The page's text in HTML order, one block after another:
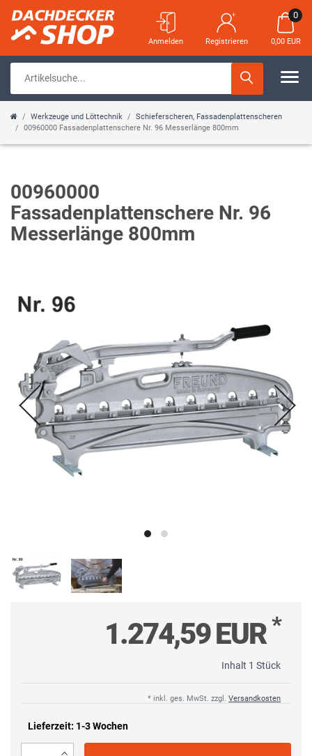
Anmelden Registrieren
0
0,00 EUR
Werkzeuge und Löttechnik
Schieferscheren, Fassadenplattenscheren
00960000 Fassadenplattenschere Nr. 96 Messerlänge 800mm
00960000
Fassadenplattenschere Nr. 96
Messerlänge 800mm
1.274,59 EUR*
Inhalt 1 Stück
* inkl. ges. MwSt. zzgl. Versandkosten
Lieferzeit: 1-3 Wochen